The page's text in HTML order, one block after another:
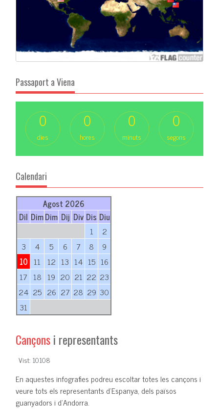
Passaport a Viena
0
dies
0
hores
0
minuts
0
segons
Calendari
Agost 2026
Dil DimDim Dij Div Dis Diu
1
2
3
4 5 6 7 8
9
10 11 12 13 14 15 16
17 18 19 20 21 22 23
24 25 26 27 28 29 30
31
Cançonsi representants
Vist: 10108
En aquestes infografies podreu escoltar totes les cançons i
veure tots els representants d'Espanya, dels països
guanyadors i d'Andorra.